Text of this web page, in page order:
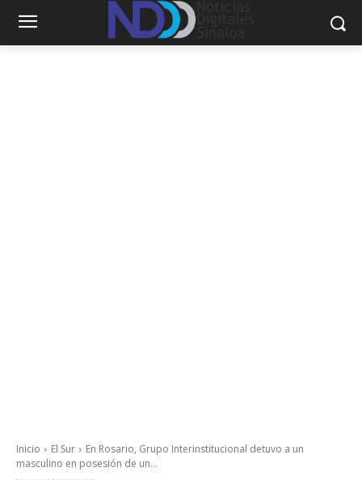
Inicio El Sur
En Rosario, Grupo Interinstitucional detuvo a un
masculino en posesión de un...